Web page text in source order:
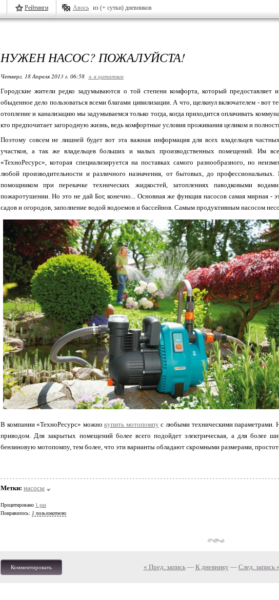
Рейтинги Авось из (+ сутки) дневников
НУЖЕН НАСОС? ПОЖАЛУЙСТА!
Четверг, 18 Апреля 2013 г. 06:58 + в цитатник
Городские жители редко задумываются о той степени комфорта, который
обыденное дело пользоваться всеми благами цивилизации. А что, щелкнул включателем - вот
отопление и канализацию мы задумываемся только тогда, когда приходится оплачивать
кто предпочитает загородную жизнь, ведь комфортные условия проживания целиком и
Поэтому совсем не лишней будет вот эта важная информация для всех владельцев
участков, а так же владельцев больших и малых производственных помещений. Им
«ТехноРесурс», которая специализируется на поставках самого разнообразного, но
любой производительности и различного назначения, от бытовых, до
помощником при перекачке технических жидкостей, затоплениях паводковыми
пожаротушении. Но это не дай Бог, конечно... Основная же функция насосов самая мирная -
садов и огородов, заполнение водой водоемов и бассейнов. Самым продуктивным насосом
В компании «ТехноРесурс» можнокупить мотопомпус любыми техническими параметрами.
приводом. Для закрытых помещений более всего подойдет электрическая, а для более
бензиновую мотопомпу, тем более, что эти варианты обладают скромными размерами,
Метки: насосы
Процитировано 1 раз
Понравилось: 1 пользователю
Комментировать « Пред. запись— К дневнику — След. запись